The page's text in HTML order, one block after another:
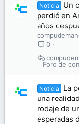
Noticia
Un
perdió en
años
0
Foro de
Noticia
La
una
rodaje de
esperadas